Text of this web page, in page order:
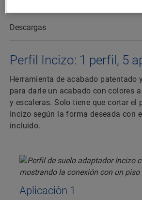
Descargas
Perfil Incizo: 1 perfil, 5
Herramienta de acabado patentado
para darle un acabado con colores
y escaleras. Solo tiene que cortar el
Incizo según la forma deseada con
incluido.
Aplicaciòn 1